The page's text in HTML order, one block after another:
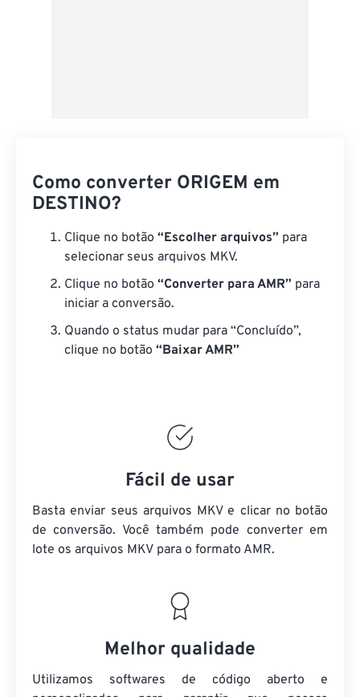
Como converter ORIGEM em
DESTINO?
Clique no botão “Escolher arquivos” para
selecionar seus arquivos MKV.
Clique no botão “Converter para AMR” para
iniciar a conversão.
Quando o status mudar para “Concluído”,
clique no botão “Baixar AMR”
Fácil de usar
Basta enviar seus arquivos MKV e clicar no botão
de conversão. Você também pode converter em
lote os arquivos MKV para o formato AMR.
Melhor qualidade
Utilizamos softwares de código aberto e